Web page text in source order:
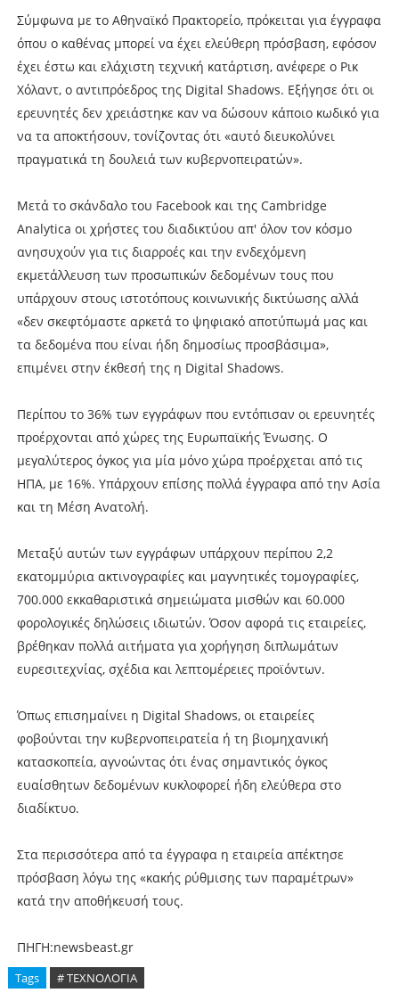
Σύμφωνα με το Αθηναϊκό Πρακτορείο, πρόκειται για έγγραφα
όπου ο καθένας μπορεί να έχει ελεύθερη πρόσβαση, εφόσον
έχει έστω και ελάχιστη τεχνική κατάρτιση, ανέφερε ο Ρικ
Χόλαντ, ο αντιπρόεδρος της Digital Shadows. Εξήγησε ότι οι
ερευνητές δεν χρειάστηκε καν να δώσουν κάποιο κωδικό για
να τα αποκτήσουν, τονίζοντας ότι «αυτό διευκολύνει
πραγματικά τη δουλειά των κυβερνοπειρατών».
Μετά το σκάνδαλο του Facebook και της Cambridge
Analytica οι χρήστες του διαδικτύου απ' όλον τον κόσμο
ανησυχούν για τις διαρροές και την ενδεχόμενη
εκμετάλλευση των προσωπικών δεδομένων τους που
υπάρχουν στους ιστοτόπους κοινωνικής δικτύωσης αλλά
«δεν σκεφτόμαστε αρκετά το ψηφιακό αποτύπωμά μας και
τα δεδομένα που είναι ήδη δημοσίως προσβάσιμα»,
επιμένει στην έκθεσή της η Digital Shadows.
Περίπου το 36% των εγγράφων που εντόπισαν οι ερευνητές
προέρχονται από χώρες της Ευρωπαϊκής Ένωσης. Ο
μεγαλύτερος όγκος για μία μόνο χώρα προέρχεται από τις
ΗΠΑ, με 16%. Υπάρχουν επίσης πολλά έγγραφα από την Ασία
και τη Μέση Ανατολή.
Μεταξύ αυτών των εγγράφων υπάρχουν περίπου 2,2
εκατομμύρια ακτινογραφίες και μαγνητικές τομογραφίες,
700.000 εκκαθαριστικά σημειώματα μισθών και 60.000
φορολογικές δηλώσεις ιδιωτών. Όσον αφορά τις εταιρείες,
βρέθηκαν πολλά αιτήματα για χορήγηση διπλωμάτων
ευρεσιτεχνίας, σχέδια και λεπτομέρειες προϊόντων.
Όπως επισημαίνει η Digital Shadows, οι εταιρείες
φοβούνται την κυβερνοπειρατεία ή τη βιομηχανική
κατασκοπεία, αγνοώντας ότι ένας σημαντικός όγκος
ευαίσθητων δεδομένων κυκλοφορεί ήδη ελεύθερα στο
διαδίκτυο.
Στα περισσότερα από τα έγγραφα η εταιρεία απέκτησε
πρόσβαση λόγω της «κακής ρύθμισης των παραμέτρων»
κατά την αποθήκευσή τους.
ΠΗΓΗ:newsbeast.gr
Tags # ΤΕΧΝΟΛΟΓΙΑ